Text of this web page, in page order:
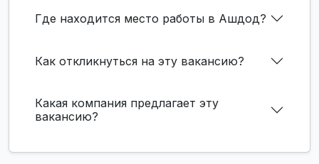
Где находится место работы в Ашдод?
Как откликнуться на эту вакансию?
Какая компания предлагает эту
вакансию?